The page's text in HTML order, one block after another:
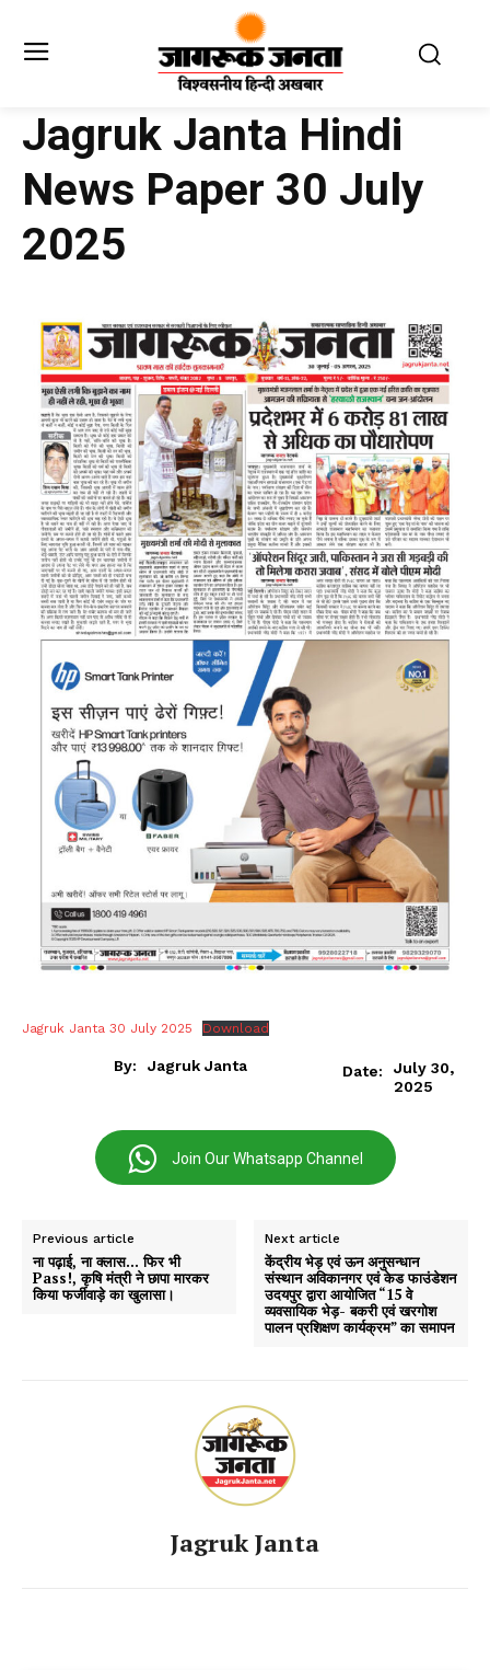
Jagruk Janta Hindi
News Paper 30 July
2025
Jagruk Janta 30 July 2025 Download
By: Jagruk Janta Date:
July 30,
2025
Join Our Whatsapp Channel
Previous article
ना पढ़ाई, ना क्लास… फिर भी
Pass!, कृषि मंत्री ने छापा मारकर
किया फर्जीवाड़े का खुलासा।
Next article
केंद्रीय भेड़ एवं ऊन अनुसन्धान
संस्थान अविकानगर एवं केड फाउंडेशन
उदयपुर द्वारा आयोजित “15 वे
व्यवसायिक भेड़- बकरी एवं खरगोश
पालन प्रशिक्षण कार्यक्रम” का समापन
Jagruk Janta